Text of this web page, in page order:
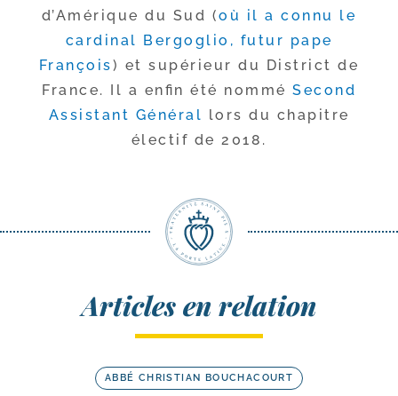
d’Amérique du Sud (où il a connu le
car­di­nal Bergoglio, futur pape
François) et supé­rieur du District de
France. Il a enfin été nom­mé Second
Assistant Général lors du cha­pitre
élec­tif de 2018.
Articles en relation
ABBÉ CHRISTIAN BOUCHACOURT